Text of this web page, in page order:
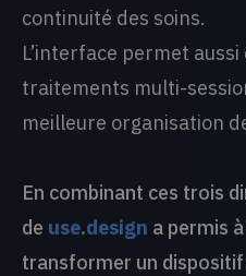
continuité des soins.
L’interface permet
traitements multi-
meilleure organisation
En combinant ces trois
de use.design a permis
transformer un